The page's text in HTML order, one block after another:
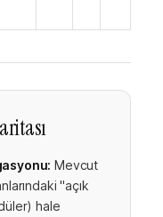
Mevcut
"açık
hale